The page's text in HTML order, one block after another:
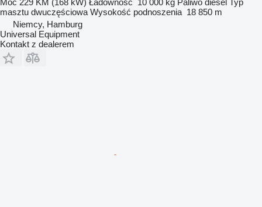
masztu dwuczęściowa Wysokość podnoszenia 18 850 m
Niemcy, Hamburg
Universal Equipment
Kontakt z dealerem